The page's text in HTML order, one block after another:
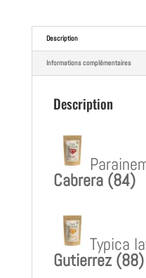
Description
Informations complémentaires
Description
Cabrera (84)
Typica
Gutierrez (88)